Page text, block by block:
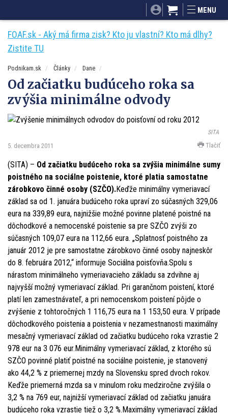
Mnamky-recepty.sk
MENU
FOAF.sk - Aký má firma zisk? Kto ju vlastní? Kto má dlhy?
Zistite TU
Podnikam.sk Články Dane
Od začiatku budúceho roka sa
zvýšia minimálne odvody
SITA
5. decembra 2011 Tlačiť
(SITA) – Od začiatku budúceho roka sa zvýšia minimálne sumy
poistného na sociálne poistenie, ktoré platia samostatne
zárobkovo činné osoby (SZČO).Keďže minimálny vymeriavací
základ sa od 1. januára budúceho roka upraví zo súčasných 329,06
eura na 339,89 eura, najnižšie možné povinne platené poistné na
dôchodkové a nemocenské poistenie sa pre SZČO zvýši zo
súčasných 109,07 eura na 112,66 eura. „Splatnosť poistného za
január 2012 je pre samostatne zárobkovo činné osoby najneskôr
do 8. februára 2012,“ informuje Sociálna poisťovňa.Spolu s
nárastom minimálneho vymeriavacieho základu sa zdvihne aj
najvyšší možný vymeriavací základ. Pri garančnom poistení, ktoré
platí len zamestnávateľ, a pri nemocenskom poistení pôjde o
zvýšenie z tohtoročných 1 116,75 eura na 1 153,50 eura. V prípade
dôchodkového poistenia a poistenia v nezamestnanosti maximálny
mesačný vymeriavací základ od začiatku budúceho roka vzrastie 2
978 eur na 3 076 eur.Minimálny vymeriavací základ, z ktorého sú
SZČO povinné platiť poistné na sociálne poistenie, je stanovený
ako 44,2 % z priemernej mzdy na Slovensku spred dvoch rokov.
Keďže priemerná mzda sa v minulom roku medziročne zvýšila o
3,2 % na 769 eur, najnižší vymeriavací základ od začiatku januára
budúceho roka vzrastie tiež o 3,2 %.Maximálny vymeriavací základ